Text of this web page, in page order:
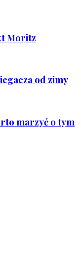
Moritz
od zimy
marzyć o tym